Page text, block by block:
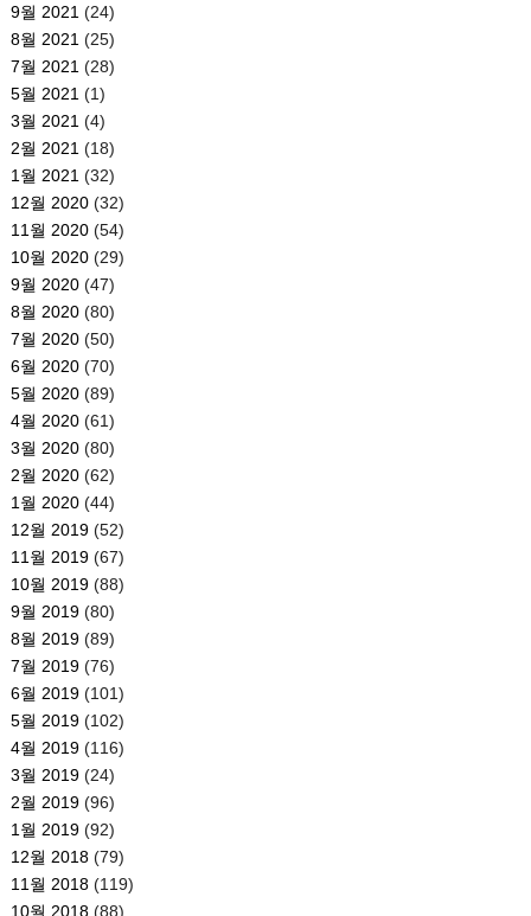
9월 2021 (24)
8월 2021 (25)
7월 2021 (28)
5월 2021 (1)
3월 2021 (4)
2월 2021 (18)
1월 2021 (32)
12월 2020(32)
11월 2020(54)
10월 2020(29)
9월 2020(47)
8월 2020(80)
7월 2020(50)
6월 2020(70)
5월 2020(89)
4월 2020(61)
3월 2020(80)
2월 2020(62)
1월 2020(44)
12월 2019(52)
11월 2019(67)
10월 2019(88)
9월 2019(80)
8월 2019(89)
7월 2019(76)
6월 2019(101)
5월 2019(102)
4월 2019(116)
3월 2019(24)
2월 2019(96)
1월 2019(92)
12월 2018(79)
11월 2018(119)
10월 2018(88)